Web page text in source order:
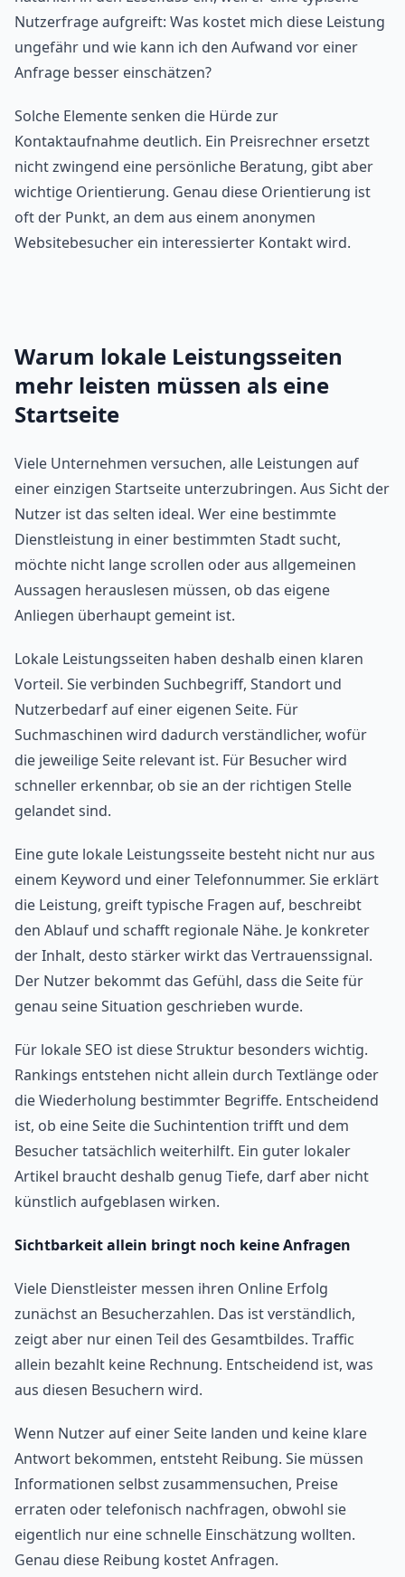
Nutzerfrage aufgreift: Was kostet mich diese Leistung
ungefähr und wie kann ich den Aufwand vor einer
Anfrage besser einschätzen?
Solche Elemente senken die Hürde zur
Kontaktaufnahme deutlich. Ein Preisrechner ersetzt
nicht zwingend eine persönliche Beratung, gibt aber
wichtige Orientierung. Genau diese Orientierung ist
oft der Punkt, an dem aus einem anonymen
Websitebesucher ein interessierter Kontakt wird.
Warum lokale Leistungsseiten
mehr leisten müssen als eine
Startseite
Viele Unternehmen versuchen, alle Leistungen auf
einer einzigen Startseite unterzubringen. Aus Sicht der
Nutzer ist das selten ideal. Wer eine bestimmte
Dienstleistung in einer bestimmten Stadt sucht,
möchte nicht lange scrollen oder aus allgemeinen
Aussagen herauslesen müssen, ob das eigene
Anliegen überhaupt gemeint ist.
Lokale Leistungsseiten haben deshalb einen klaren
Vorteil. Sie verbinden Suchbegriff, Standort und
Nutzerbedarf auf einer eigenen Seite. Für
Suchmaschinen wird dadurch verständlicher, wofür
die jeweilige Seite relevant ist. Für Besucher wird
schneller erkennbar, ob sie an der richtigen Stelle
gelandet sind.
Eine gute lokale Leistungsseite besteht nicht nur aus
einem Keyword und einer Telefonnummer. Sie erklärt
die Leistung, greift typische Fragen auf, beschreibt
den Ablauf und schafft regionale Nähe. Je konkreter
der Inhalt, desto stärker wirkt das Vertrauenssignal.
Der Nutzer bekommt das Gefühl, dass die Seite für
genau seine Situation geschrieben wurde.
Für lokale SEO ist diese Struktur besonders wichtig.
Rankings entstehen nicht allein durch Textlänge oder
die Wiederholung bestimmter Begriffe. Entscheidend
ist, ob eine Seite die Suchintention trifft und dem
Besucher tatsächlich weiterhilft. Ein guter lokaler
Artikel braucht deshalb genug Tiefe, darf aber nicht
künstlich aufgeblasen wirken.
Sichtbarkeit allein bringt noch keine Anfragen
Viele Dienstleister messen ihren Online Erfolg
zunächst an Besucherzahlen. Das ist verständlich,
zeigt aber nur einen Teil des Gesamtbildes. Traffic
allein bezahlt keine Rechnung. Entscheidend ist, was
aus diesen Besuchern wird.
Wenn Nutzer auf einer Seite landen und keine klare
Antwort bekommen, entsteht Reibung. Sie müssen
Informationen selbst zusammensuchen, Preise
erraten oder telefonisch nachfragen, obwohl sie
eigentlich nur eine schnelle Einschätzung wollten.
Genau diese Reibung kostet Anfragen.